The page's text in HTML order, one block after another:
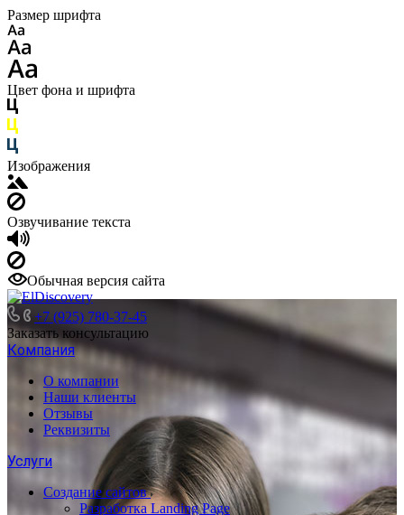
Размер шрифта
Цвет фона и шрифта
Изображения
Озвучивание текста
Обычная версия сайта
+7 (925) 780-37-45
Заказать консультацию
Компания
О компании
Наши клиенты
Отзывы
Реквизиты
Услуги
Создание сайтов
Разработка Landing Page